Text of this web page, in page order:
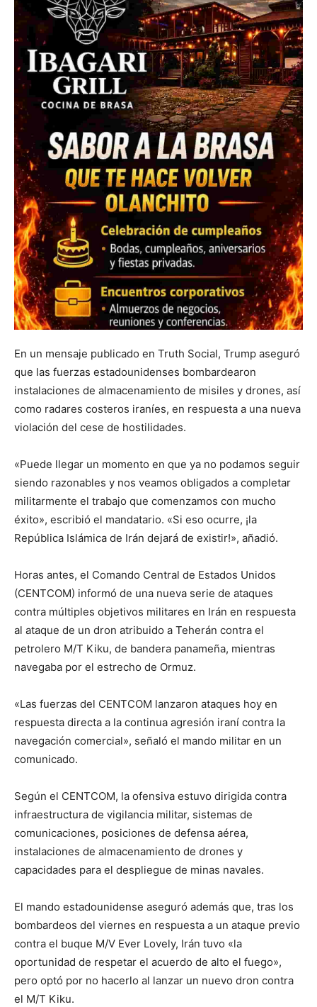
En un mensaje publicado en Truth Social, Trump aseguró
que las fuerzas estadounidenses bombardearon
instalaciones de almacenamiento de misiles y drones, así
como radares costeros iraníes, en respuesta a una nueva
violación del cese de hostilidades.
«Puede llegar un momento en que ya no podamos seguir
siendo razonables y nos veamos obligados a completar
militarmente el trabajo que comenzamos con mucho
éxito», escribió el mandatario. «Si eso ocurre, ¡la
República Islámica de Irán dejará de existir!», añadió.
Horas antes, el Comando Central de Estados Unidos
(CENTCOM) informó de una nueva serie de ataques
contra múltiples objetivos militares en Irán en respuesta
al ataque de un dron atribuido a Teherán contra el
petrolero M/T Kiku, de bandera panameña, mientras
navegaba por el estrecho de Ormuz.
«Las fuerzas del CENTCOM lanzaron ataques hoy en
respuesta directa a la continua agresión iraní contra la
navegación comercial», señaló el mando militar en un
comunicado.
Según el CENTCOM, la ofensiva estuvo dirigida contra
infraestructura de vigilancia militar, sistemas de
comunicaciones, posiciones de defensa aérea,
instalaciones de almacenamiento de drones y
capacidades para el despliegue de minas navales.
El mando estadounidense aseguró además que, tras los
bombardeos del viernes en respuesta a un ataque previo
contra el buque M/V Ever Lovely, Irán tuvo «la
oportunidad de respetar el acuerdo de alto el fuego»,
pero optó por no hacerlo al lanzar un nuevo dron contra
el M/T Kiku.